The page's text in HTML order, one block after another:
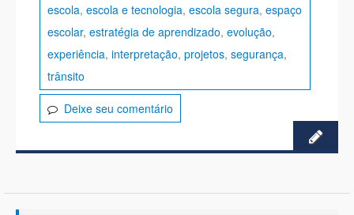
escola,escola e tecnologia,escola segura,espaço
escolar,estratégia de aprendizado,evolução,
experiência,interpretação,projetos,segurança,
trânsito
Deixe seu comentário